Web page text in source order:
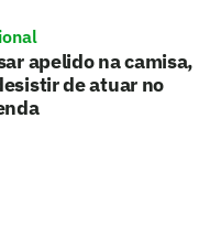
apelido na camisa,
de atuar no